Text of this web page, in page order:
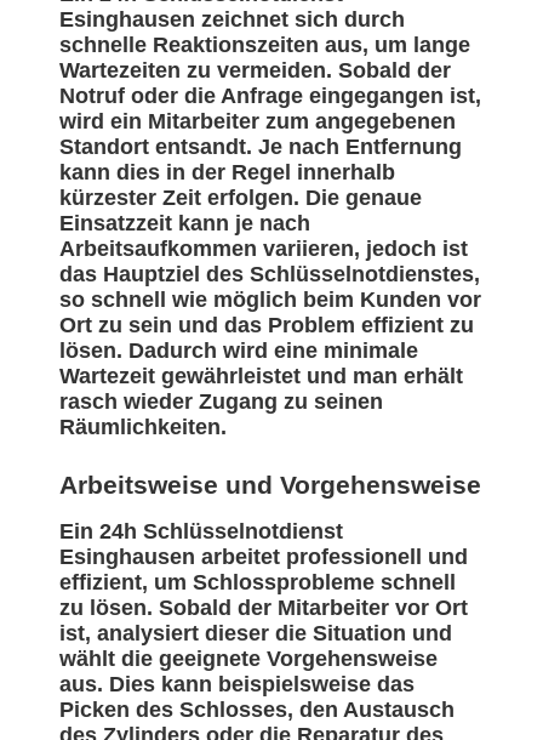
Esinghausen zeichnet sich durch
schnelle Reaktionszeiten aus, um lange
Wartezeiten zu vermeiden. Sobald der
Notruf oder die Anfrage eingegangen ist,
wird ein Mitarbeiter zum angegebenen
Standort entsandt. Je nach Entfernung
kann dies in der Regel innerhalb
kürzester Zeit erfolgen. Die genaue
Einsatzzeit kann je nach
Arbeitsaufkommen variieren, jedoch ist
das Hauptziel des Schlüsselnotdienstes,
so schnell wie möglich beim Kunden vor
Ort zu sein und das Problem effizient zu
lösen. Dadurch wird eine minimale
Wartezeit gewährleistet und man erhält
rasch wieder Zugang zu seinen
Räumlichkeiten.
Arbeitsweise und Vorgehensweise
Ein 24h Schlüsselnotdienst
Esinghausen arbeitet professionell und
effizient, um Schlossprobleme schnell
zu lösen. Sobald der Mitarbeiter vor Ort
ist, analysiert dieser die Situation und
wählt die geeignete Vorgehensweise
aus. Dies kann beispielsweise das
Picken des Schlosses, den Austausch